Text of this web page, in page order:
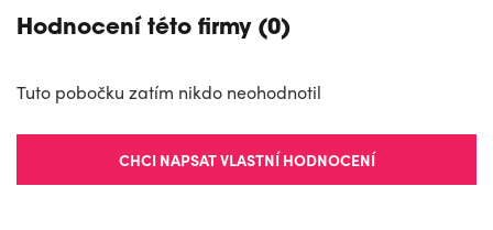
Hodnocení této firmy (0)
Tuto pobočku zatím nikdo neohodnotil
CHCI NAPSAT VLASTNÍ HODNOCENÍ